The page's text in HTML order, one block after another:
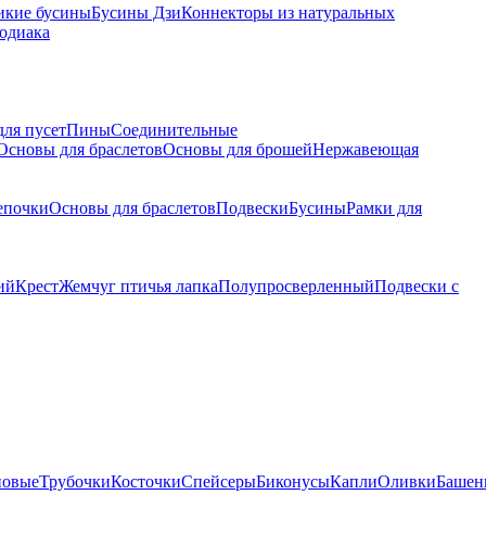
бусиныБусины ДзиКоннекторы из натуральных
пусетПиныСоединительные
для браслетовОсновы для брошейНержавеющая
Основы для браслетовПодвескиБусиныРамки для
КрестЖемчуг птичья лапкаПолупросверленныйПодвески с
ТрубочкиКосточкиСпейсерыБиконусыКаплиОливки